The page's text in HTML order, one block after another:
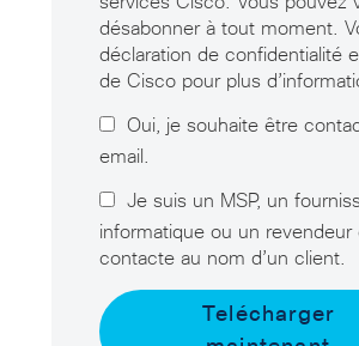
désabonner à tout moment.
déclaration de confidentialité
de Cisco pour plus
Oui, je souhaite être
email.
Je suis un MSP, un
informatique ou un revendeur
contacte au nom d’un client.